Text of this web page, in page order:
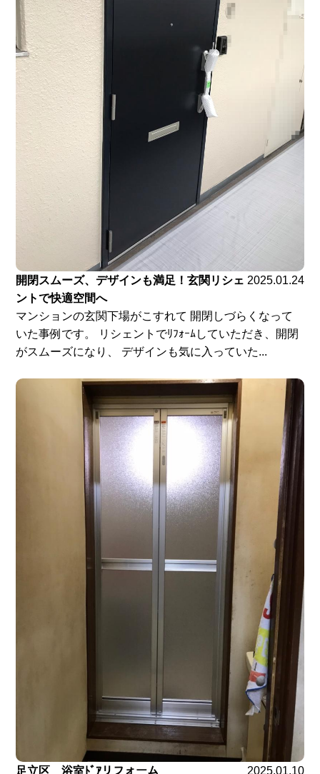
開閉スムーズ、デザインも満足！玄関リシェ
ントで快適空間へ
2025.01.24
マンションの玄関下場がこすれて 開閉しづらくなって
いた事例です。 リシェントでﾘﾌｫｰﾑしていただき、開閉
がスムーズになり、 デザインも気に入っていた...
足立区 浴室ﾄﾞｱリフォーム 2025.01.10